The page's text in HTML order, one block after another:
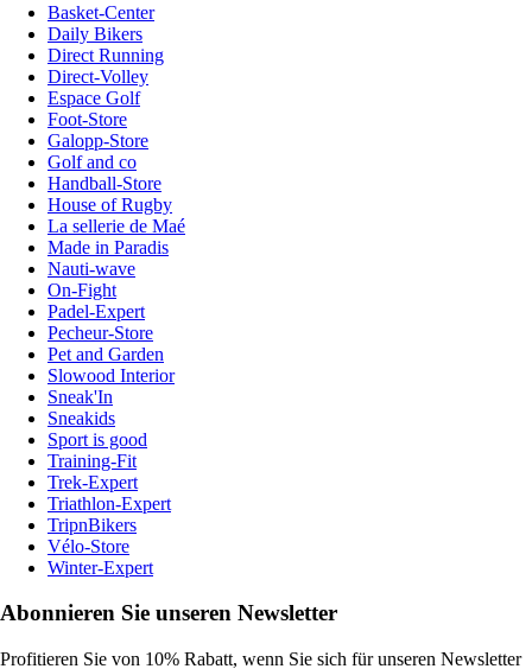
Basket-Center
Daily Bikers
Direct Running
Direct-Volley
Espace Golf
Foot-Store
Galopp-Store
Golf and co
Handball-Store
House of Rugby
La sellerie de Maé
Made in Paradis
Nauti-wave
On-Fight
Padel-Expert
Pecheur-Store
Pet and Garden
Slowood Interior
Sneak'In
Sneakids
Sport is good
Training-Fit
Trek-Expert
Triathlon-Expert
TripnBikers
Vélo-Store
Winter-Expert
Abonnieren Sie unseren Newsletter
Profitieren Sie von 10% Rabatt, wenn Sie sich für unseren Newsletter